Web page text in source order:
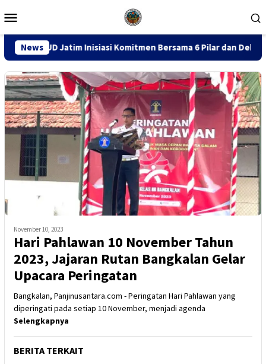
ke
Mobile
NewsKomitmen Bersama 6 Pilar dan Deklarasikan 8 Langkah
November 10, 2023
Hari Pahlawan 10 November Tahun
2023, Jajaran Rutan Bangkalan Gelar
Upacara Peringatan
Bangkalan, Panjinusantara.com - Peringatan Hari Pahlawan yang
diperingati pada setiap 10 November, menjadi agenda
Selengkapnya
BERITA TERKAIT